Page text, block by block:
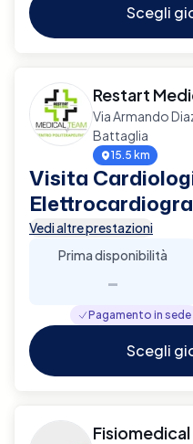
Scegli
Restart
Via Armando
Battaglia
15.5 km
Visita
Vedi altre prestazioni
Prima disponibilità
-
Pagamento in sede
Scegli
Fisiomedical